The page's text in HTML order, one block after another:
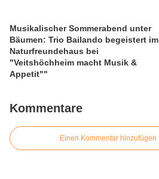
Musikalischer Sommerabend unter
Bäumen: Trio Bailando begeistert im
Naturfreundehaus bei
"Veitshöchheim macht Musik &
Appetit""
Kommentare
Einen Kommentar hinzufügen